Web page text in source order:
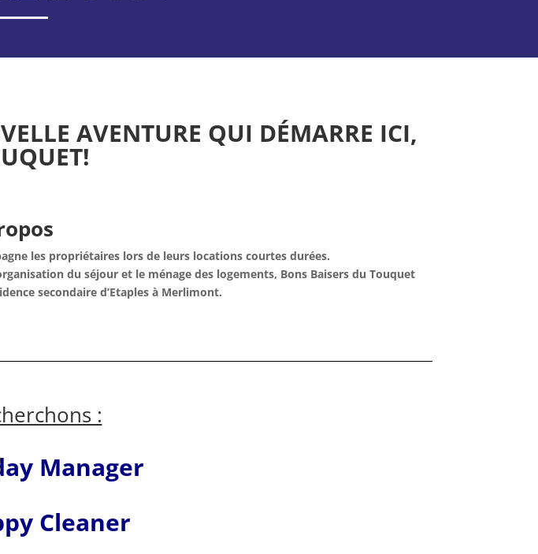
AVENTURE QUI DÉMARRE ICI,
les propriétaires lors de leurs locations courtes durées.
du séjour et le ménage des logements, Bons Baisers du Touquet
secondaire d’Etaples à Merlimont.
:
Manager
Cleaner